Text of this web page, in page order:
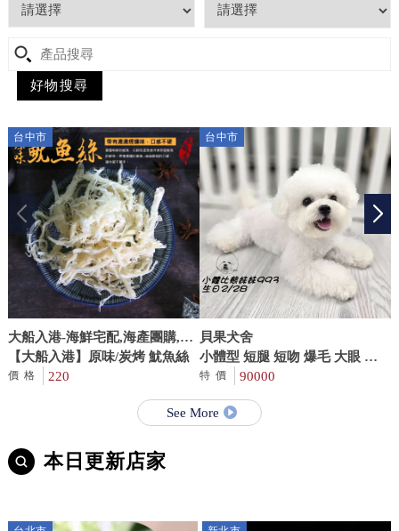
台中市
大船入港-海鮮宅配,海產團購,台
中海鮮宅配,梧棲海鮮宅配
【大船入港】原味/炭烤 魷魚絲
價格 220
台中市
貝果犬舍
小體型 短腿 短吻 爆毛 大眼 比
熊妹妹993
特價 90000
See More
本日更新店家